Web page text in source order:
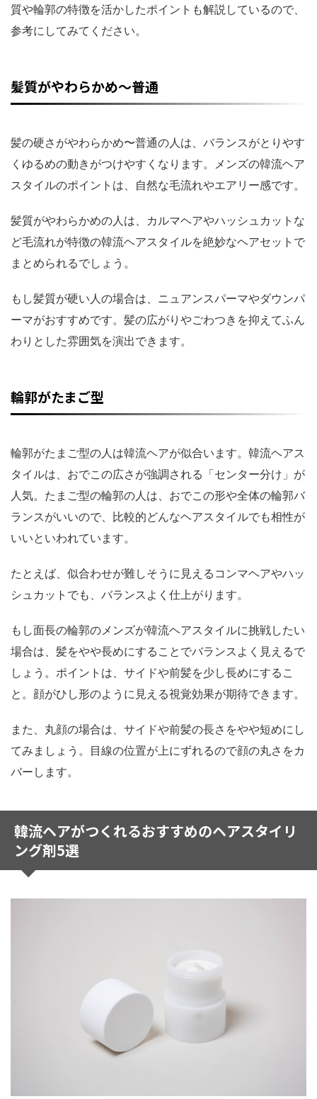
質や輪郭の特徴を活かしたポイントも解説しているので、
参考にしてみてください。
髪質がやわらかめ〜普通
髪の硬さがやわらかめ〜普通の人は、バランスがとりやす
くゆるめの動きがつけやすくなります。メンズの韓流ヘア
スタイルのポイントは、自然な毛流れやエアリー感です。
髪質がやわらかめの人は、カルマヘアやハッシュカットな
ど毛流れが特徴の韓流ヘアスタイルを絶妙なヘアセットで
まとめられるでしょう。
もし髪質が硬い人の場合は、ニュアンスパーマやダウンパ
ーマがおすすめです。髪の広がりやごわつきを抑えてふん
わりとした雰囲気を演出できます。
輪郭がたまご型
輪郭がたまご型の人は韓流ヘアが似合います。韓流ヘアス
タイルは、おでこの広さが強調される「センター分け」が
人気。たまご型の輪郭の人は、おでこの形や全体の輪郭バ
ランスがいいので、比較的どんなヘアスタイルでも相性が
いいといわれています。
たとえば、似合わせが難しそうに見えるコンマヘアやハッ
シュカットでも、バランスよく仕上がります。
もし面長の輪郭のメンズが韓流ヘアスタイルに挑戦したい
場合は、髪をやや長めにすることでバランスよく見えるで
しょう。ポイントは、サイドや前髪を少し長めにするこ
と。顔がひし形のように見える視覚効果が期待できます。
また、丸顔の場合は、サイドや前髪の長さをやや短めにし
てみましょう。目線の位置が上にずれるので顔の丸さをカ
バーします。
韓流ヘアがつくれるおすすめのヘアスタイリ
ング剤5選